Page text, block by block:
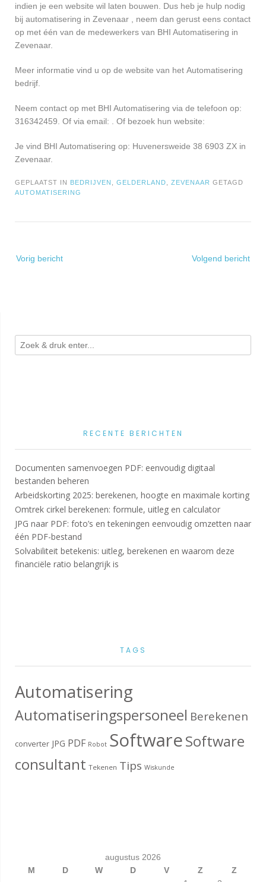
indien je een website wil laten bouwen. Dus heb je hulp nodig
bij automatisering in Zevenaar , neem dan gerust eens contact
op met één van de medewerkers van BHI Automatisering in
Zevenaar.
Meer informatie vind u op de website van het Automatisering
bedrijf.
Neem contact op met BHI Automatisering via de telefoon op:
316342459. Of via email:
. Of bezoek hun website:
Je vind BHI Automatisering op: Huvenersweide 38 6903 ZX in
Zevenaar.
GEPLAATST IN BEDRIJVEN GELDERLAND ZEVENAAR GETAGD
AUTOMATISERING
navigatie
Vorig bericht Volgend bericht
RECENTE BERICHTEN
Documenten samenvoegen PDF: eenvoudig digitaal
bestanden beheren
Arbeidskorting 2025: berekenen, hoogte en maximale korting
Omtrek cirkel berekenen: formule, uitleg en calculator
JPG naar PDF: foto’s en tekeningen eenvoudig omzetten naar
één PDF-bestand
Solvabiliteit betekenis: uitleg, berekenen en waarom deze
financiële ratio belangrijk is
TAGS
Automatisering
Automatiseringspersoneel Berekenen
converter JPG PDF Robot SoftwareSoftware
consultant Tekenen Tips Wiskunde
augustus 2026
M
D W D V Z
Z